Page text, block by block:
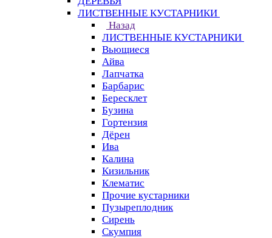
ЛИСТВЕННЫЕ КУСТАРНИКИ
Назад
ЛИСТВЕННЫЕ КУСТАРНИКИ
Вьющиеся
Айва
Лапчатка
Барбарис
Бересклет
Бузина
Гортензия
Дёрен
Ива
Калина
Кизильник
Клематис
Прочие кустарники
Пузыреплодник
Сирень
Скумпия